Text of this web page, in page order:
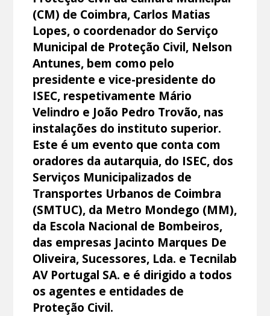
(CM) de Coimbra, Carlos Matias
Lopes, o coordenador do Serviço
Municipal de Proteção Civil, Nelson
Antunes, bem como pelo
presidente e vice-presidente do
ISEC, respetivamente Mário
Velindro e João Pedro Trovão, nas
instalações do instituto superior.
Este é um evento que conta com
oradores da autarquia, do ISEC, dos
Serviços Municipalizados de
Transportes Urbanos de Coimbra
(SMTUC), da Metro Mondego (MM),
da Escola Nacional de Bombeiros,
das empresas Jacinto Marques De
Oliveira, Sucessores, Lda. e Tecnilab
AV Portugal SA. e é dirigido a todos
os agentes e entidades de
Proteção Civil.